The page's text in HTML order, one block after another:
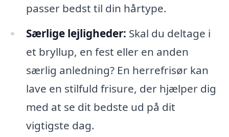
passer bedst til din hårtype.
Særlige lejligheder: Skal du deltage i
et bryllup, en fest eller en anden
særlig anledning? En herrefrisør kan
lave en stilfuld frisure, der hjælper dig
med at se dit bedste ud på dit
vigtigste dag.